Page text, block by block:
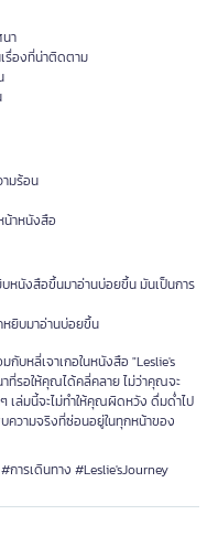
า
รื่องที่น่าติดตาม
ามร้อน
น้าหนังสือ
หนังสือขึ้นมาอ่านบ่อยขึ้น มันเป็นการ
หยิบมาอ่านบ่อยขึ้น
บหลี่เจาเกอในหนังสือ "Leslie's
ที่รอให้คุณได้คลี่คลาย ไม่ว่าคุณจะ
เล่มนี้จะไม่ทำให้คุณผิดหวัง ดื่มด่ำไป
ความจริงที่ซ่อนอยู่ในทุกหน้าของ
ารเดินทาง #Leslie'sJourney